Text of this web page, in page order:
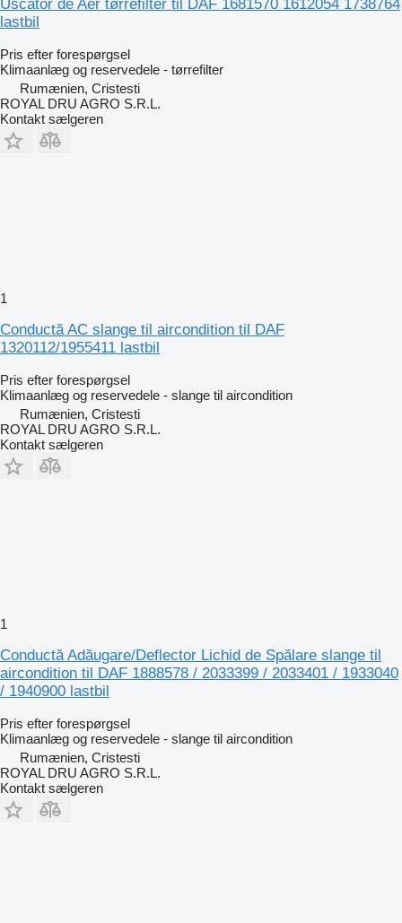
Uscător de Aer tørrefilter til DAF 1681570 1612054 1738764
lastbil
Pris efter forespørgsel
Klimaanlæg og reservedele - tørrefilter
Rumænien, Cristesti
ROYAL DRU AGRO S.R.L.
Kontakt sælgeren
1
Conductă AC slange til aircondition til DAF
1320112/1955411 lastbil
Pris efter forespørgsel
Klimaanlæg og reservedele - slange til aircondition
Rumænien, Cristesti
ROYAL DRU AGRO S.R.L.
Kontakt sælgeren
1
Conductă Adăugare/Deflector Lichid de Spălare slange til
aircondition til DAF 1888578 / 2033399 / 2033401 / 1933040
/ 1940900 lastbil
Pris efter forespørgsel
Klimaanlæg og reservedele - slange til aircondition
Rumænien, Cristesti
ROYAL DRU AGRO S.R.L.
Kontakt sælgeren